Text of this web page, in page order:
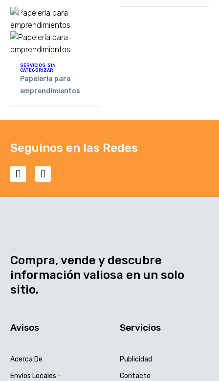
SERVICIOS SIN
CATEGORIZAR
Papelería para
emprendimientos
Seguinos en las Redes
Compra, vende y descubre
información valiosa en un solo
sitio.
Avisos
Acerca De
Envíos Locales -
Servicios
Publicidad
Contacto